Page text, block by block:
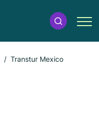
Transtur Mexico